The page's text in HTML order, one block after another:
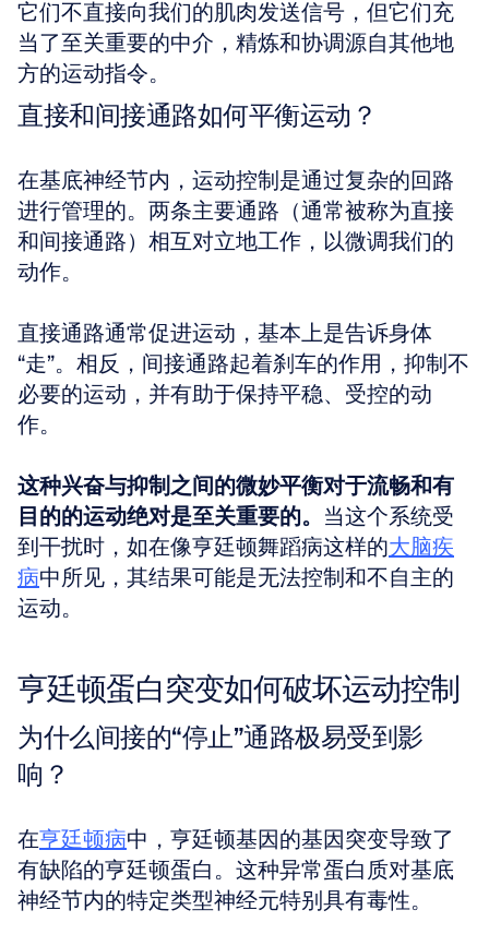
它们不直接向我们的肌肉发送信号，但它们充
当了至关重要的中介，精炼和协调源自其他地
方的运动指令。
直接和间接通路如何平衡运动？
在基底神经节内，运动控制是通过复杂的回路
进行管理的。两条主要通路（通常被称为直接
和间接通路）相互对立地工作，以微调我们的
动作。
直接通路通常促进运动，基本上是告诉身体
“走”。相反，间接通路起着刹车的作用，抑制不
必要的运动，并有助于保持平稳、受控的动
作。
这种兴奋与抑制之间的微妙平衡对于流畅和有
目的的运动绝对是至关重要的。 当这个系统受
到干扰时，如在像亨廷顿舞蹈病这样的大脑疾
病中所见，其结果可能是无法控制和不自主的
运动。
亨廷顿蛋白突变如何破坏运动控制
为什么间接的“停止”通路极易受到影
响？
在亨廷顿病中，亨廷顿基因的基因突变导致了
有缺陷的亨廷顿蛋白。这种异常蛋白质对基底
神经节内的特定类型神经元特别具有毒性。